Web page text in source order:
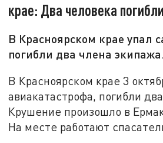
крае: Два человека погибли
В Красноярском крае упал
погибли два члена экипажа.
В Красноярском крае 3
авиакатастрофа, погибли
Крушение произошло в
На месте работают